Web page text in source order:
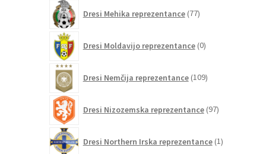
Dresi Mehika reprezentance 77izdelkov
Dresi Moldavijo reprezentance 0izdelkov
Dresi Nemčija reprezentance 109izdelkov
Dresi Nizozemska reprezentance 97izdelkov
Dresi Northern Irska reprezentance 1izdelek